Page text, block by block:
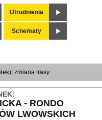
Utrudnienia
Schematy
zmiana trasy
- RONDO
LWOWSKICH